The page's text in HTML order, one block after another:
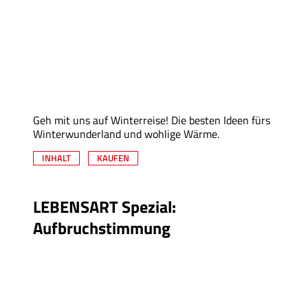
Geh mit uns auf Winterreise! Die besten Ideen fürs
Winterwunderland und wohlige Wärme.
INHALT KAUFEN
LEBENSART Spezial:
Aufbruchstimmung